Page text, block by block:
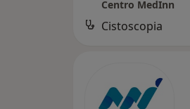
Centro MedInn
Cistoscopia